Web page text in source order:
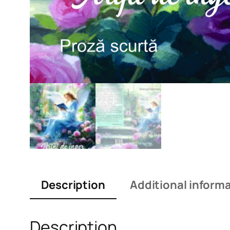
Description Additional